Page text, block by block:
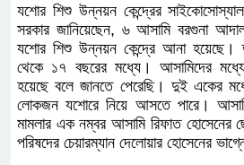
যশোর শিশু উন্নয়ন কেন্দ্রের
সরকার জানিয়েছেন, ৬ আসামি বরগুনা
যশোর শিশু উন্নয়ন কেন্দ্রে আনা হয়েছে।
থেকে ১৭ বছরের মধ্যে। আসামিদের
হয়েছে বলে জানতে পেরেছি। দুই একের
লোকজন যশোরে নিয়ে আসতে পারে।
মামলার এক নম্বর আসামি রিফাত হোসেনের
পরিষদের চেয়ারম্যান দেলোয়ার হোসেনের